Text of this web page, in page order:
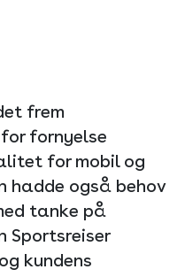
frem
fornyelse
for mobil og
hadde også behov
tanke på
Sportsreiser
kundens